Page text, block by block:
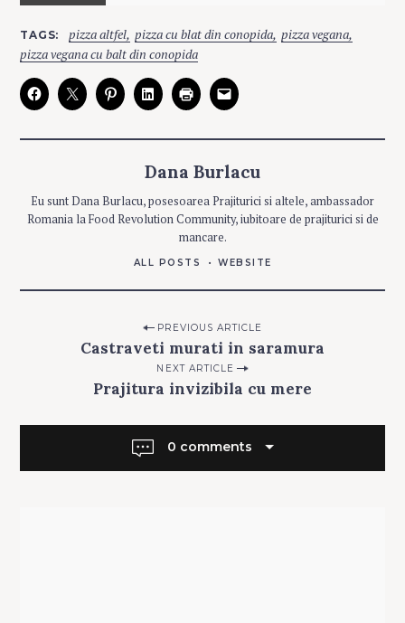
A
T
E
G
O
R
S
L
G
TAGS pizza altfel pizza cu blat din conopida pizza vegana
pizza vegana cu balt din conopida
Dana Burlacu
Eu sunt Dana Burlacu, posesoarea Prajiturici si altele, ambassador
Romania la Food Revolution Community, iubitoare de prajiturici si de
mancare.
ALL POSTS WEBSITE
navigation
PREVIOUS ARTICLE
Castraveti murati in saramura
NEXT ARTICLE
Prajitura invizibila cu mere
0 comments